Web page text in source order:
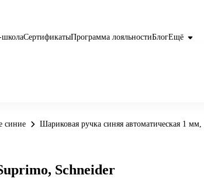
СертификатыПрограмма лояльностиБлогЕщё
синие Шариковая ручка синяя автоматическая 1
Schneider